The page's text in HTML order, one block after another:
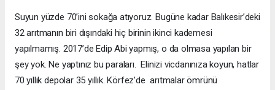
Suyun yüzde 70’ini sokağa atıyoruz. Bugüne kadar Balıkesir’deki
32 arıtmanın biri dışındaki hiç birinin ikinci kademesi
yapılmamış. 2017’de Edip Abi yapmış, o da olmasa yapılan bir
şey yok. Ne yaptınız bu paraları. Elinizi vicdanınıza koyun, hatlar
70 yıllık depolar 35 yıllık. Körfez’de arıtmalar ömrünü